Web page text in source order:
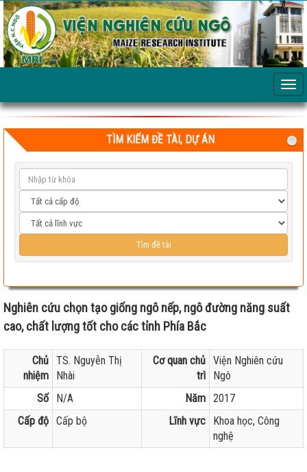
TÌM KIẾM ĐỀ TÀI, DỰ ÁN
Nghiên cứu chọn tạo giống ngô nếp, ngô đường năng suất
cao, chất lượng tốt cho các tỉnh Phía Bắc
Chủ
nhiệm
TS. Nguyễn Thị
Nhài
Cơ quan chủ
trì
Viện Nghiên cứu
Ngô
Số
N/A Năm 2017
Cấp độ Cấp bộ Lĩnh vực
Khoa học, Công
nghệ